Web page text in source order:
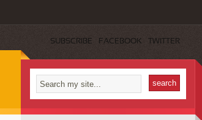
SUBSCRIBE FACEBOOK TWITTER